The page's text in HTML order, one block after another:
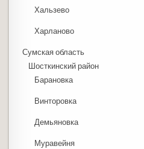
Хальзево
Харланово
Сумская область
Шосткинский район
Барановка
Винторовка
Демьяновка
Муравейня